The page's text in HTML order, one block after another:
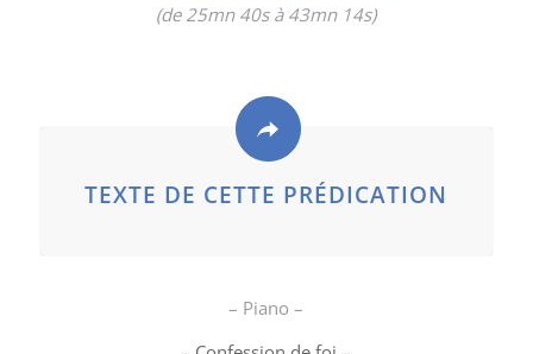
(de 25mn 40s à 43mn 14s)
TEXTE DE CETTE PRÉDICATION
– Piano –